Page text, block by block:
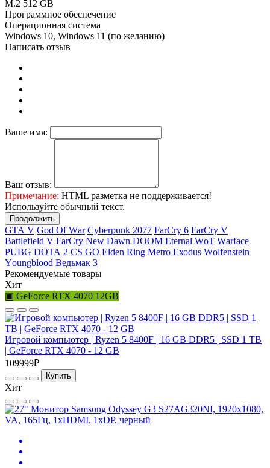
M.2 512 GB
Программное обеспечение
Операционная система
Windows 10, Windows 11 (по желанию)
Написать отзыв
Ваше имя:
Ваш отзыв:
Примечание: HTML разметка не поддерживается!
Используйте обычный текст.
Продолжить
GТА V Gоd Оf Wаr Cyberpunk 2077 FаrСry 6 FarCry V
Ваttlеfiеld V FаrСry Nеw Dаwn DООМ Еtеrnаl WоТ Wаrfасе
РUВG DОТА 2 СS GО Elden Ring Меtrо Ехоdus Wоlfеnstеin
Yоungblооd Ведьмак 3
Рекомендуемые товары
Хит
▣ GeForce RTX 4070 12GB
Игровой компьютер | Ryzen 5 8400F | 16 GB DDR5 | SSD 1 TB
| GeForce RTX 4070 - 12 GB
109999₽
Купить
Хит